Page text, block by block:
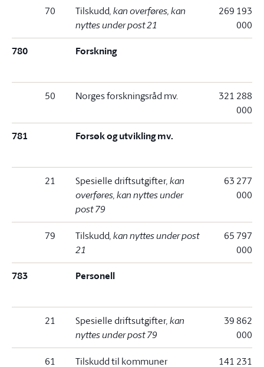
70 Tilskudd, kan overføres, kan
nyttes under post 21
269 193
000
780 Forskning
50 Norges forskningsråd mv.
321 288
000
781 Forsøk og utvikling mv.
21 Spesielle driftsutgifter, kan
overføres, kan nyttes under
post 79
63 277
000
79 Tilskudd, kan nyttes under post
21
65 797
000
783 Personell
21 Spesielle driftsutgifter, kan
nyttes under post 79
39 862
000
61 Tilskudd til kommuner 141 231